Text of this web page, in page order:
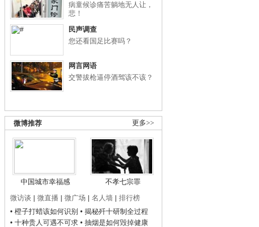
病童候诊痛苦躺地无人让，
悲！
民声调查
您还看国足比赛吗？
网言网语
交警拔枪逼停酒驾该不该？
更多>>
微博推荐
中国城市幸福感
不孝七宗罪
微访谈 | 微直播 | 微广场 | 名人墙 | 排行榜
• 橙子打蜡该如何识别 • 揭秘歼十研制全过程
• 十种贵人可遇不可求 • 抽烟是如何毁掉健康